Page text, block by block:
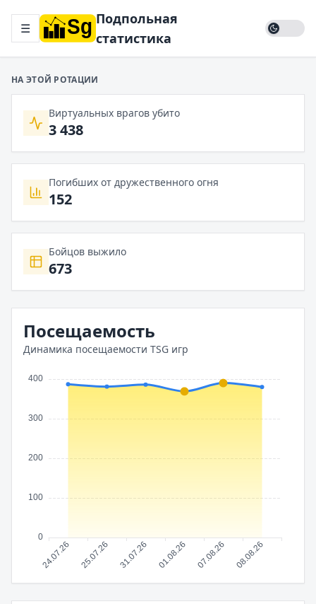
☰
Подпольная
статистика
НА ЭТОЙ РОТАЦИИ
Виртуальных врагов убито
3 438
Погибших от дружественного огня
152
Бойцов выжило
673
Посещаемость
Динамика посещаемости TSG игр